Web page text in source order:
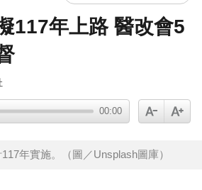
117年上路 醫改會5
00:00
年實施。（圖／Unsplash圖庫）